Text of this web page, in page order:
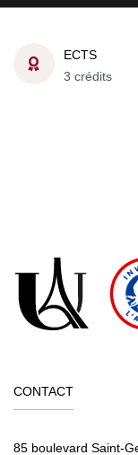
ECTS
3 crédits
CONTACT
85 boulevard Saint-